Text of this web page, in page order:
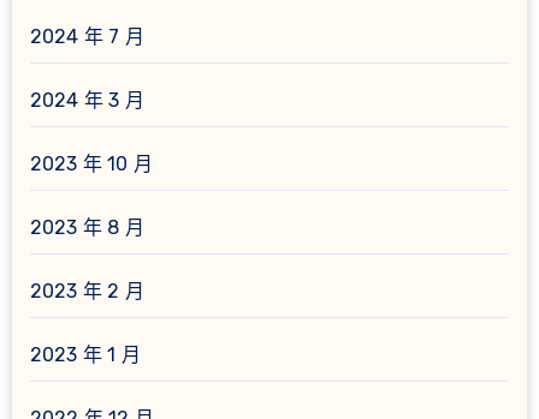
2024 年 7 月
2024 年 3 月
2023 年 10 月
2023 年 8 月
2023 年 2 月
2023 年 1 月